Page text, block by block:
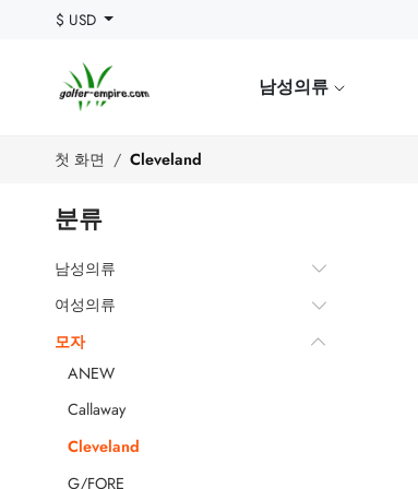
$ USD
남성의류
첫 화면 Cleveland
분류
남성의류
여성의류
모자
ANEW
Callaway
Cleveland
G/FORE